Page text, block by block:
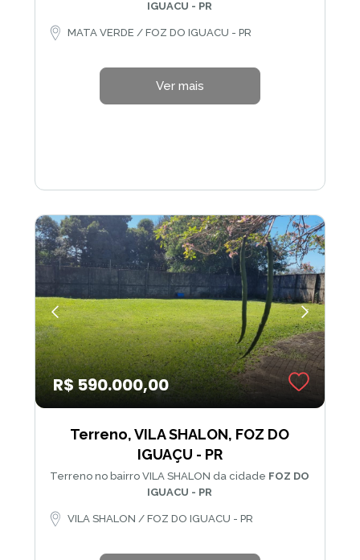
IGUACU - PR
MATA VERDE / FOZ DO IGUACU - PR
Ver mais
R$ 590.000,00
Terreno, VILA SHALON, FOZ DO
IGUAÇU - PR
Terreno no bairro VILA SHALON da cidade FOZ DO
IGUACU - PR
VILA SHALON / FOZ DO IGUACU - PR